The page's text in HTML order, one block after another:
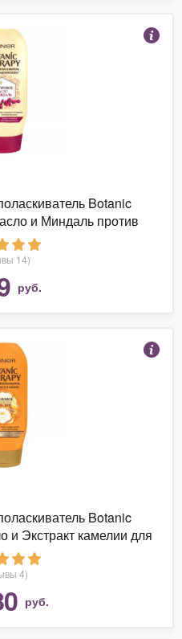
Botanic
и Миндаль против
волос
14)
руб.
Botanic
и Экстракт камелии для
и сияния
4)
руб.